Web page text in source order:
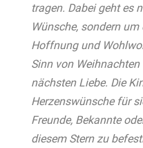
tragen. Dabei geht es
Wünsche, sondern
Hoffnung und
Sinn von
nächsten Liebe. Die
Herzenswünsche für
Freunde, Bekannte
diesem Stern zu